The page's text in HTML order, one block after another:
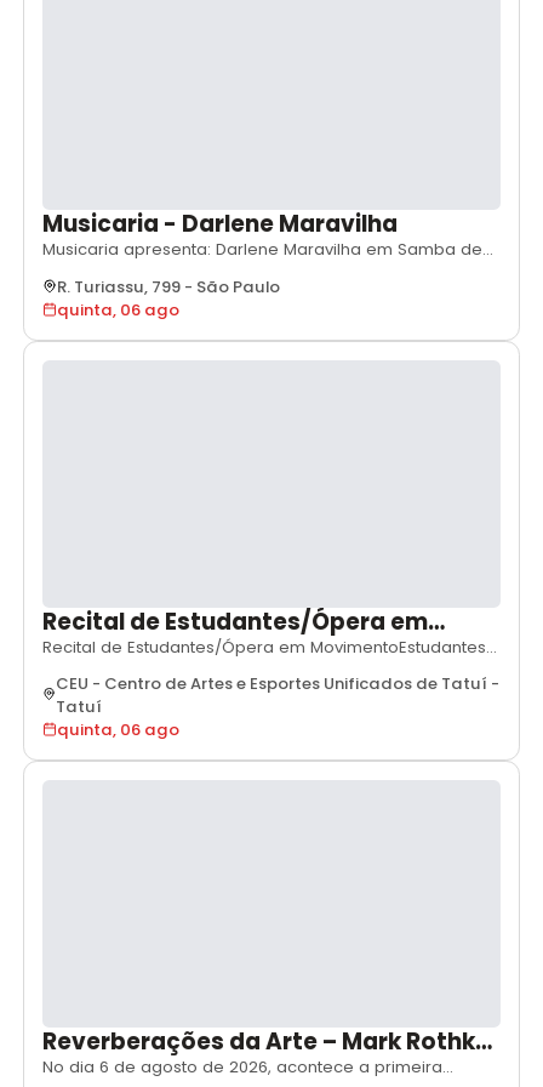
Musicaria - Darlene Maravilha
Musicaria apresenta: Darlene Maravilha em Samba de
Miudinho" é um convite à história da música brasileira,
conduzido por Darlene Maravilha (voz e teclado).
Acompanhada por violão e percussão leve, o
espetáculo propõe uma roda orgânica e catártica. O
R. Turiassu, 799- São Paulo
quinta, 06 ago
Recital de Estudantes/Ópera em
Movimento
Recital de Estudantes/Ópera em MovimentoEstudantes
Marcos Baldini e Marcos
NascimentoCoordenação/Rosana MassuelaDia 6/qui,
15hLocal/CEU das Artes de TatuíR. Cândido José de
Oliveira, 475, Jd. Santa Helena, Tatuí-SPEntrada
gratuitaClassificação indicat
CEU - Centro de Artes e Esportes Unificados de Tatuí -
Tatuí
quinta, 06 ago
Reverberações da Arte – Mark Rothko:
Espaço Silencioso Com Magnólia
No dia 6 de agosto de 2026, acontece a primeira